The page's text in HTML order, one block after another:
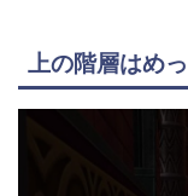
上の階層はめ